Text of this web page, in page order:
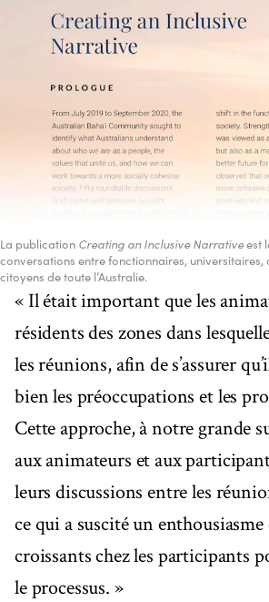
La publication Creating an Inclusive Narrativeest
conversations entre fonctionnaires, universitaires,
citoyens de toute l’Australie.
« Il était important que les
résidents des zones dans
les réunions, afin de s’assurer
bien les préoccupations et les
Cette approche, à notre grande
aux animateurs et aux
leurs discussions entre les
ce qui a suscité un
croissants chez les participants
le processus. »